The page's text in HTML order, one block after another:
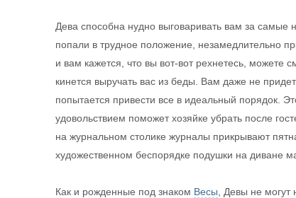
Дева способна нудно выговаривать вам за самые
попали в трудное положение, незамедлительно
и вам кажется, что вы вот-вот рехнетесь, можете
кинется выручать вас из беды. Вам даже не
попытается привести все в идеальный порядок.
удовольствием поможет хозяйке убрать после
на журнальном столике журналы прикрывают
художественном беспорядке подушки на диване
Как и рожденные под знаком Весы , Девы не